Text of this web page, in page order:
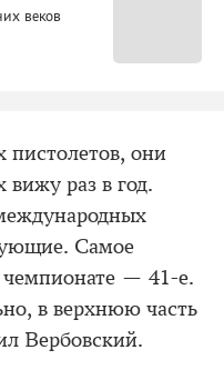
веков
пистолетов, они
вижу раз в год.
Самое
— 41-е.
в верхнюю часть
Вербовский.